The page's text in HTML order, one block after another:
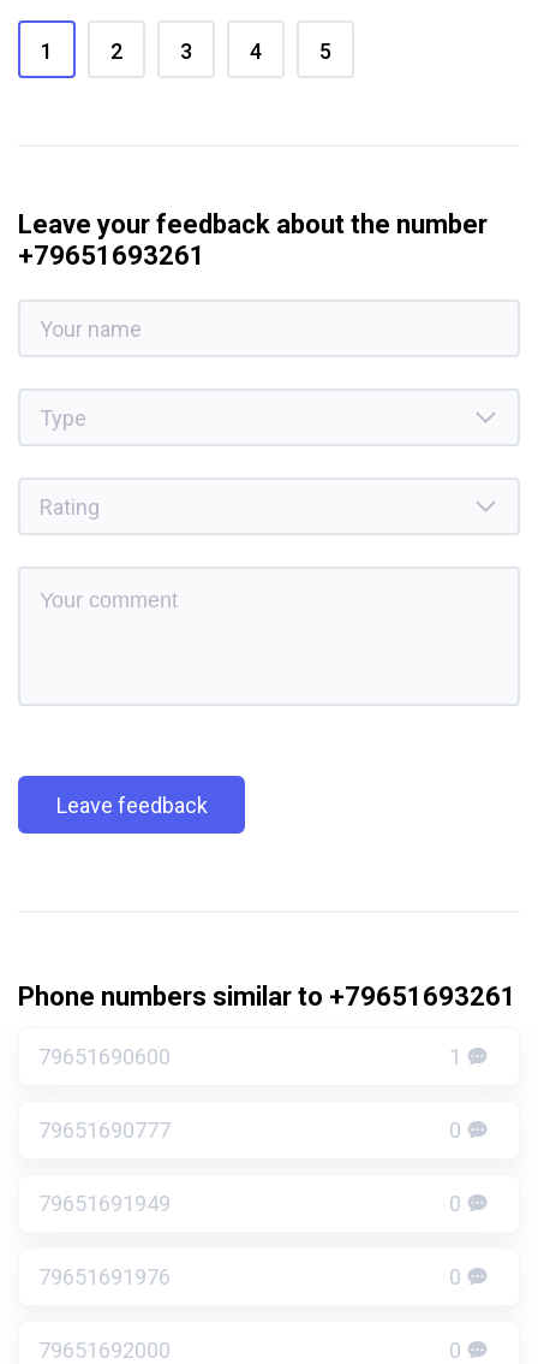
1 2 3 4 5
Leave your feedback about the number
+79651693261
Leave feedback
Phone numbers similar to +79651693261
79651690600 1
79651690777 0
79651691949 0
79651691976 0
79651692000 0